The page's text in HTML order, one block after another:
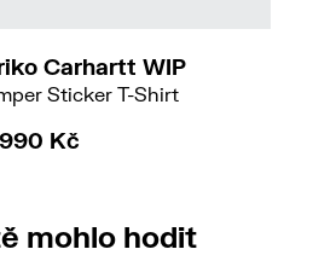
Carhartt WIP
Sticker T-Shirt
990 Kč
mohlo hodit